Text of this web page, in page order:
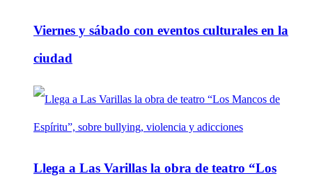
Viernes y sábado con eventos culturales en la
ciudad
Llega a Las Varillas la obra de teatro “Los